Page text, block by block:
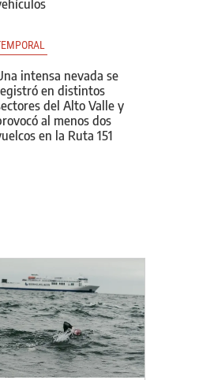
intensa nevada se
en distintos
del Alto Valle y
al menos dos
en la Ruta 151